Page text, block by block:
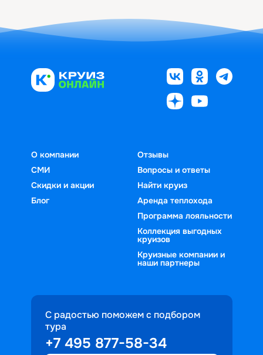
О компании
СМИ
Скидки и акции
Блог
Отзывы
Вопросы и ответы
Найти круиз
Аренда теплохода
Программа лояльности
Коллекция выгодных
круизов
Круизные компании и
наши партнеры
С радостью поможем с подбором
тура
+7 495 877-58-34